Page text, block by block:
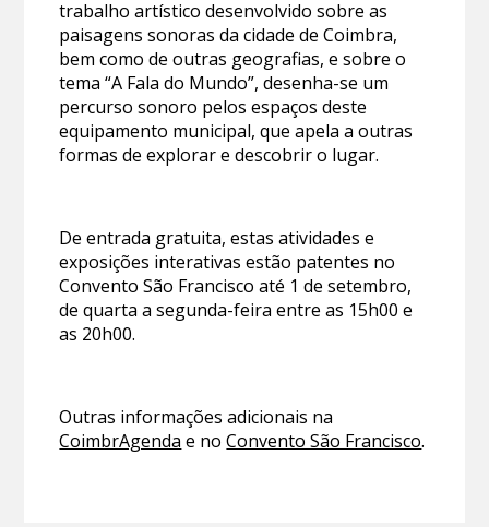
trabalho artístico desenvolvido sobre as
paisagens sonoras da cidade de Coimbra,
bem como de outras geografias, e sobre o
tema “A Fala do Mundo”, desenha-se um
percurso sonoro pelos espaços deste
equipamento municipal, que apela a outras
formas de explorar e descobrir o lugar.
De entrada gratuita, estas atividades e
exposições interativas estão patentes no
Convento São Francisco até 1 de setembro,
de quarta a segunda-feira entre as 15h00 e
as 20h00.
Outras informações adicionais na
CoimbrAgenda e noConvento São Francisco.